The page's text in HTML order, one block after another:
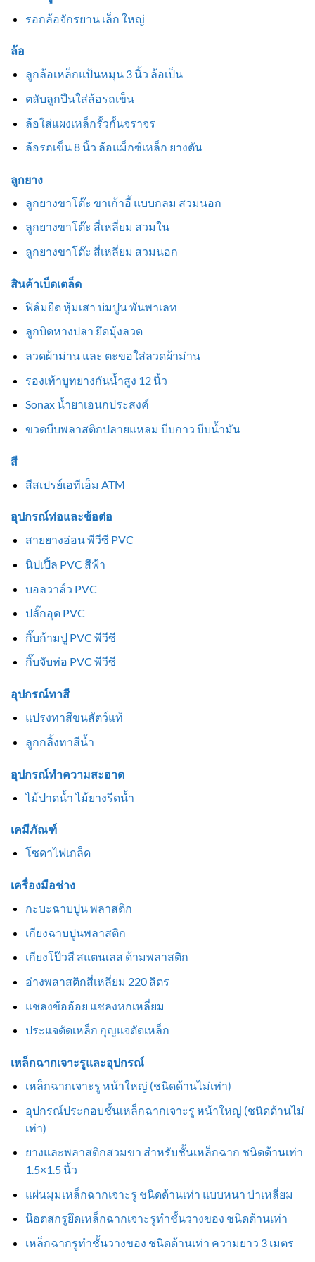
รอกล้อจักรยาน เล็ก ใหญ่
ล้อ
ลูกล้อเหล็กแป้นหมุน 3 นิ้ว ล้อเป็น
ตลับลูกปืนใส่ล้อรถเข็น
ล้อใส่แผงเหล็กรั้วกั้นจราจร
ล้อรถเข็น 8 นิ้ว ล้อแม็กซ์เหล็ก ยางตัน
ลูกยาง
ลูกยางขาโต๊ะ ขาเก้าอี้ แบบกลม สวมนอก
ลูกยางขาโต๊ะ สี่เหลี่ยม สวมใน
ลูกยางขาโต๊ะ สี่เหลี่ยม สวมนอก
สินค้าเบ็ดเตล็ด
ฟิล์มยืด หุ้มเสา บ่มปูน พันพาเลท
ลูกบิดหางปลา ยึดมุ้งลวด
ลวดผ้าม่าน และ ตะขอใส่ลวดผ้าม่าน
รองเท้าบูทยางกันน้ำสูง 12 นิ้ว
Sonax น้ำยาเอนกประสงค์
ขวดบีบพลาสติกปลายแหลม บีบกาว บีบน้ำมัน
สี
สีสเปรย์เอทีเอ็ม ATM
อุปกรณ์ท่อและข้อต่อ
สายยางอ่อน พีวีซี PVC
นิปเปิ้ล PVC สีฟ้า
บอลวาล์ว PVC
ปลั๊กอุด PVC
กิ๊บก้ามปู PVC พีวีซี
กิ๊บจับท่อ PVC พีวีซี
อุปกรณ์ทาสี
แปรงทาสีขนสัตว์แท้
ลูกกลิ้งทาสีน้ำ
อุปกรณ์ทำความสะอาด
ไม้ปาดน้ำ ไม้ยางรีดน้ำ
เคมีภัณฑ์
โซดาไฟเกล็ด
เครื่องมือช่าง
กะบะฉาบปูน พลาสติก
เกียงฉาบปูนพลาสติก
เกียงโป๊วสี สแตนเลส ด้ามพลาสติก
อ่างพลาสติกสี่เหลี่ยม 220 ลิตร
แชลงข้ออ้อย แชลงหกเหลี่ยม
ประแจดัดเหล็ก กุญแจดัดเหล็ก
เหล็กฉากเจาะรูและอุปกรณ์
เหล็กฉากเจาะรู หน้าใหญ่ (ชนิดด้านไม่เท่า)
อุปกรณ์ประกอบชั้นเหล็กฉากเจาะรู หน้าใหญ่ (ชนิดด้านไม่
เท่า)
ยางและพลาสติกสวมขา สำหรับชั้นเหล็กฉาก ชนิดด้านเท่า
1.5×1.5 นิ้ว
แผ่นมุมเหล็กฉากเจาะรู ชนิดด้านเท่า แบบหนา บ่าเหลี่ยม
น๊อตสกรูยึดเหล็กฉากเจาะรูทำชั้นวางของ ชนิดด้านเท่า
เหล็กฉากรูทำชั้นวางของ ชนิดด้านเท่า ความยาว 3 เมตร